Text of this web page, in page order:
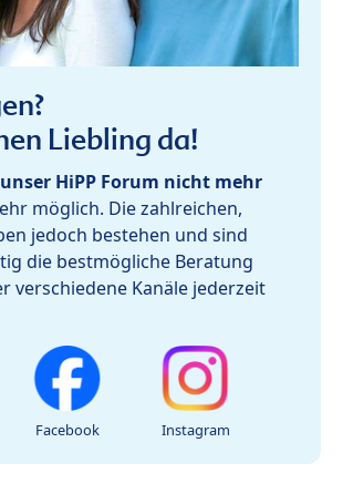
Liebling da!
HiPP Forum nicht mehr
möglich. Die zahlreichen,
jedoch bestehen und sind
die bestmögliche Beratung
verschiedene Kanäle jederzeit
Facebook Instagram